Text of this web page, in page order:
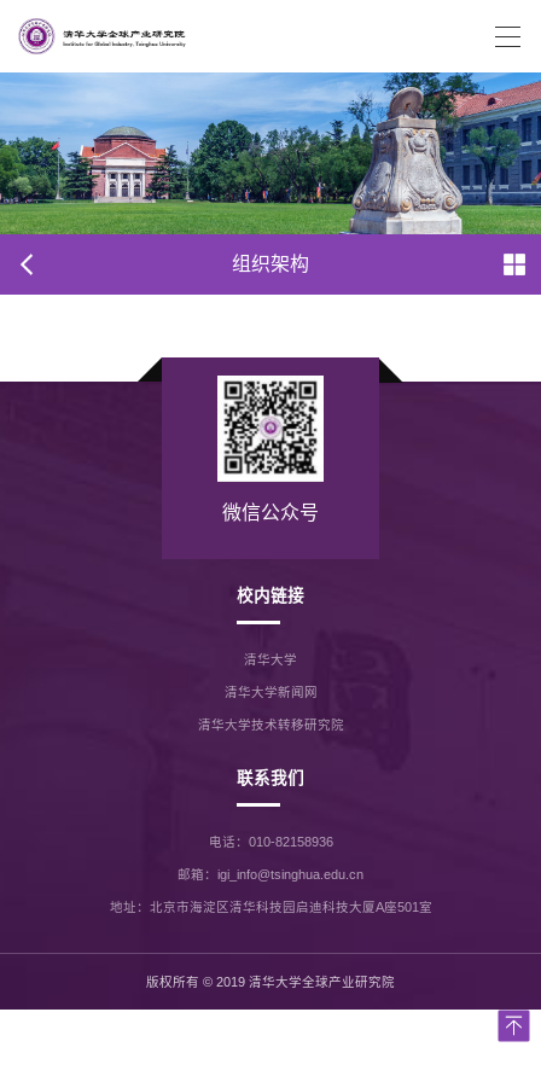
组织架构
微信公众号
校内链接
清华大学
清华大学新闻网
清华大学技术转移研究院
联系我们
电话：010-82158936
邮箱：igi_info@tsinghua.edu.cn
地址：北京市海淀区清华科技园启迪科技大厦A座501室
版权所有 © 2019 清华大学全球产业研究院